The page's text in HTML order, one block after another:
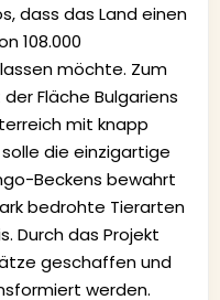
dass das Land einen
108.000
möchte. Zum
Fläche Bulgariens
mit knapp
die einzigartige
Beckens bewahrt
bedrohte Tierarten
Durch das Projekt
geschaffen und
werden.